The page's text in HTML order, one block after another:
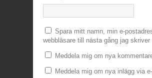
Spara mitt namn, min e-
webbläsare till nästa gång jag skriver
Meddela mig om nya
Meddela mig om nya inlägg via